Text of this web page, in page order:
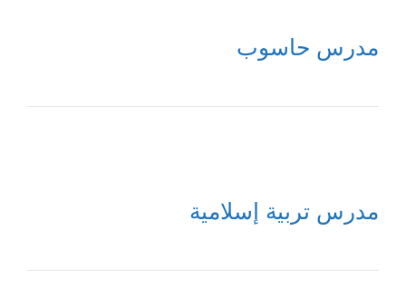
مدرس حاسوب
مدرس تربية إسلامية